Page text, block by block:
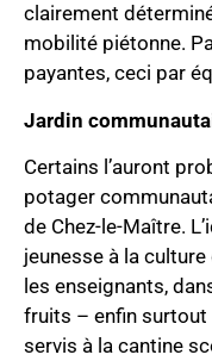
clairement
mobilité piétonne.
payantes, ceci par
Jardin
Certains l’auront
potager
de Chez-le-Maître.
jeunesse à la
les enseignants,
fruits – enfin surtout
servis à la cantine